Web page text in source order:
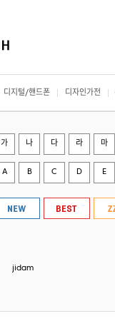
디지털/핸드폰 디자인가전
가 나 다 라 마
A B C D E
jidam